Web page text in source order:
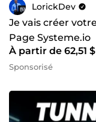
LorickDev
Je vais créer
Page Systeme.io
À partir de 62,51
Sponsorisé